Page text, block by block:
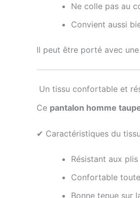
Ne colle pas au
Convient aussi
Il peut être porté avec
Un tissu confortable et
Ce pantalon homme
✔ Caractéristiques du
Résistant aux plis
Confortable
Bonne tenue sur